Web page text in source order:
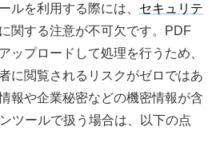
ルを利用する際には、 セキュリテ
に関する注意が不可欠です。PDF
ップロードして処理を行うため、
に閲覧されるリスクがゼロではあ
報や企業秘密などの機密情報が含
ツールで扱う場合は、以下の点